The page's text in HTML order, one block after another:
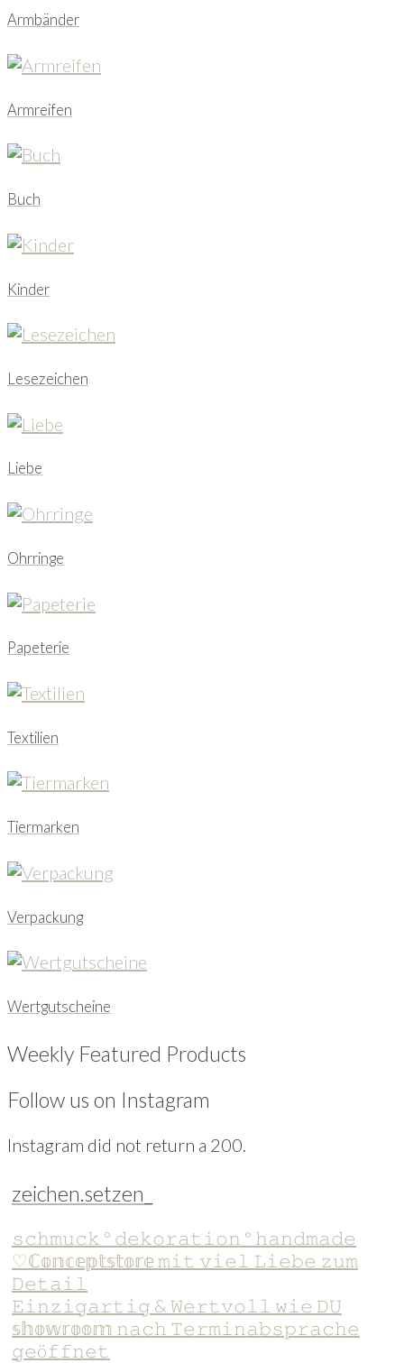
Armbänder
Armreifen
Buch
Kinder
Lesezeichen
Liebe
Ohrringe
Papeterie
Textilien
Tiermarken
Verpackung
Wertgutscheine
Weekly Featured Products
Follow us on Instagram
Instagram did not return a 200.
zeichen.setzen_
𝚜𝚌𝚑𝚖𝚞𝚌𝚔 ° 𝚍𝚎𝚔𝚘𝚛𝚊𝚝𝚒𝚘𝚗 ° 𝚑𝚊𝚗𝚍𝚖𝚊𝚍𝚎
♡ℂ𝕠𝕟𝕔𝕖𝕡𝕥𝕤𝕥𝕠𝕣𝕖 𝚖𝚒𝚝 𝚟𝚒𝚎𝚕 𝙻𝚒𝚎𝚋𝚎 𝚣𝚞𝚖
𝙳𝚎𝚝𝚊𝚒𝚕
𝙴𝚒𝚗𝚣𝚒𝚐𝚊𝚛𝚝𝚒𝚐 & 𝚆𝚎𝚛𝚝𝚟𝚘𝚕𝚕 𝚠𝚒𝚎 𝙳𝚄
𝕤𝕙𝕠𝕨𝕣𝕠𝕠𝕞 𝚗𝚊𝚌𝚑 𝚃𝚎𝚛𝚖𝚒𝚗𝚊𝚋𝚜𝚙𝚛𝚊𝚌𝚑𝚎
𝚐𝚎ö𝚏𝚏𝚗𝚎𝚝